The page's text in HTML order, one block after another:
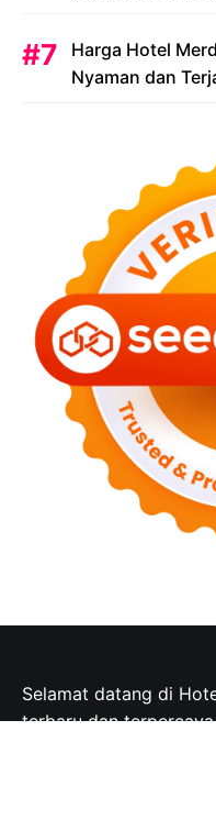
Harga Hotel
Nyaman dan
Selamat datang di
terbaru dan